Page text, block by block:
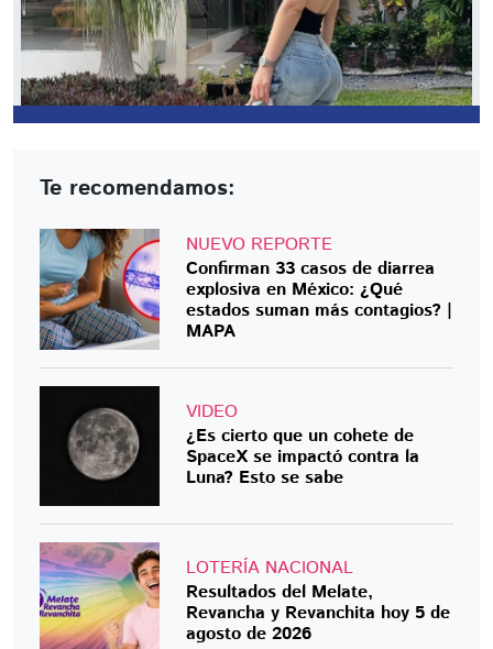
Te recomendamos:
NUEVO REPORTE
Confirman 33 casos de diarrea
explosiva en México: ¿Qué
estados suman más contagios? |
MAPA
VIDEO
¿Es cierto que un cohete de
SpaceX se impactó contra la
Luna? Esto se sabe
LOTERÍA NACIONAL
Resultados del Melate,
Revancha y Revanchita hoy 5 de
agosto de 2026